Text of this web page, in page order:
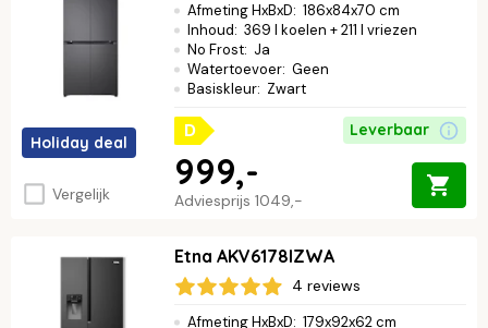
Holiday deal
Vergelijk
Afmeting HxBxD: 186x84x70 cm
Inhoud: 369 l koelen + 211 l vriezen
No Frost: Ja
Watertoevoer: Geen
Basiskleur: Zwart
D Leverbaar
Adviesprijs 1049,-
999,-
Etna AKV6178IZWA
4 reviews
Afmeting HxBxD: 179x92x62 cm